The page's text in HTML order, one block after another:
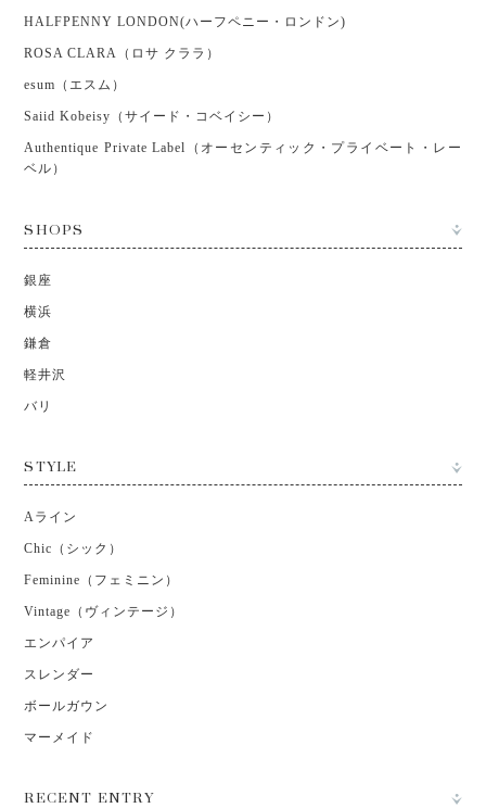
HALFPENNY LONDON(ハーフペニー・ロンドン)
ROSA CLARA（ロサ クララ）
esum（エスム）
Saiid Kobeisy（サイード・コベイシー）
Authentique Private Label（オーセンティック・プライベート・レー
ベル）
SHOPS
銀座
横浜
鎌倉
軽井沢
バリ
STYLE
Aライン
Chic（シック）
Feminine（フェミニン）
Vintage（ヴィンテージ）
エンパイア
スレンダー
ボールガウン
マーメイド
RECENT ENTRY